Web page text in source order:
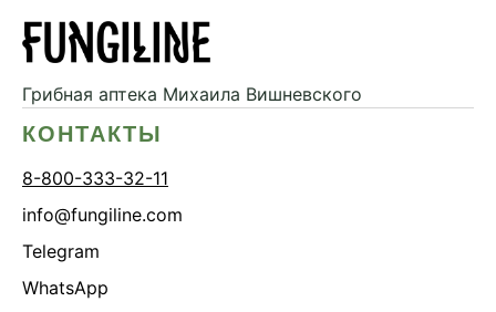
Грибная аптека Михаила Вишневского
КОНТАКТЫ
8-800-333-32-11
info@fungiline.com
Telegram
WhatsApp